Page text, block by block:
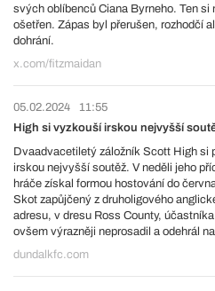
svých oblíbenců Ciana Byrneho. Ten si
ošetřen. Zápas byl přerušen, rozhodčí
dohrání.
x.com/fitzmaidan
05.02.2024
11:55
High si vyzkouší irskou nejvyšší
Dvaadvacetiletý záložník Scott High si
irskou nejvyšší soutěž. V neděli jeho
hráče získal formou hostování do
Skot zapůjčený z druholigového
adresu, v dresu Ross County,
ovšem výrazněji neprosadil a odehrál
dundalkfc.com